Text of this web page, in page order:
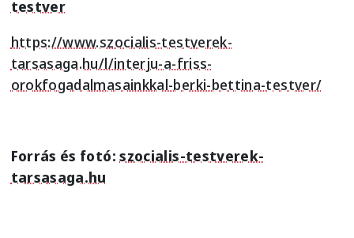
testver
https://www.szocialis-testverek-
tarsasaga.hu/l/interju-a-friss-
orokfogadalmasainkkal-berki-bettina-testver/
Forrás és fotó:szocialis-testverek-
tarsasaga.hu